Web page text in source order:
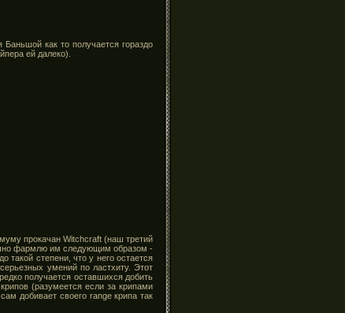
как то получается гораздо
ей далеко).
прокачан Witchcraft (наш третий
фармлю им следующим образом -
такой степени, что у него остается
умений по ластхиту. Этот
получается оставшихся добить
(разумеется если за крипами
добивает своего range крипа так